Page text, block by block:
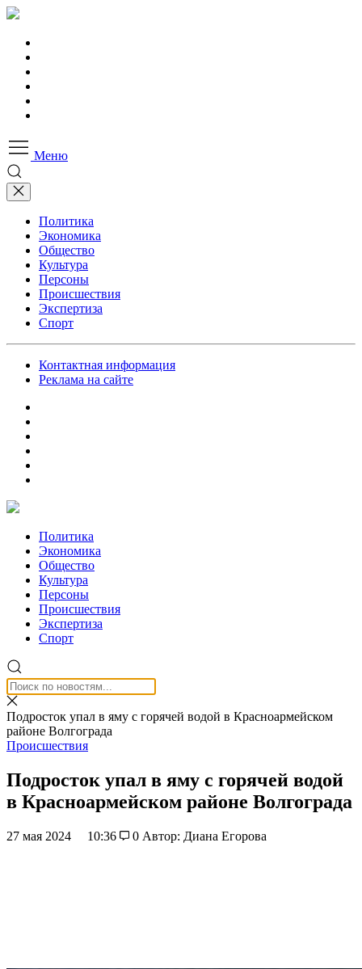
Меню
Политика
Экономика
Общество
Культура
Персоны
Происшествия
Экспертиза
Спорт
Контактная информация
Реклама на сайте
Политика
Экономика
Общество
Культура
Персоны
Происшествия
Экспертиза
Спорт
Подросток упал в яму с горячей водой в Красноармейском
районе Волгограда
Происшествия
Подросток упал в яму с горячей водой
в Красноармейском районе Волгограда
27 мая 2024 10:36 0 Автор: Диана Егорова